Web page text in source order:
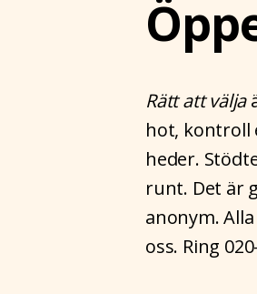
Rätt att välja
hot, kontroll
heder.
runt. Det är
anonym.
oss. Ring